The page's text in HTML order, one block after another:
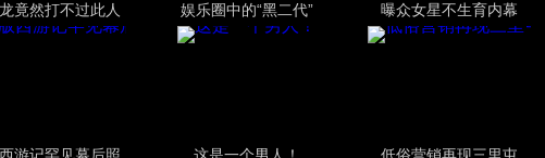
竟然打不过此人 娱乐圈中的“黑二代” 曝众女星不生育内幕